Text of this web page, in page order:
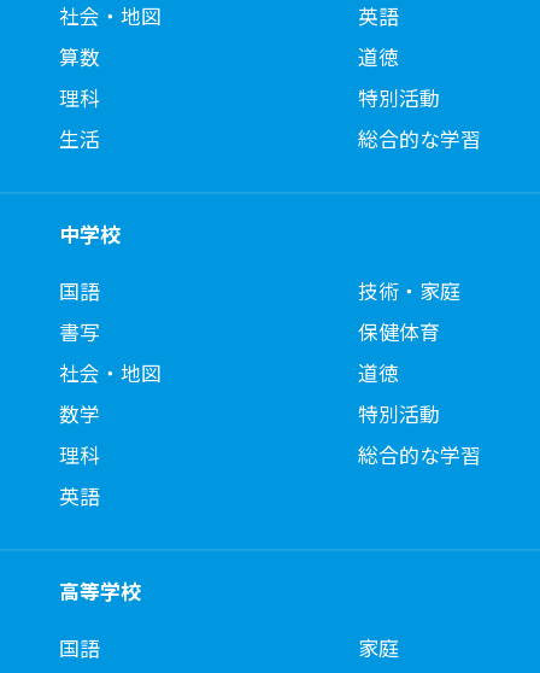
社会・地図
算数
理科
生活
英語
道徳
特別活動
総合的な学習
中学校
国語
書写
社会・地図
数学
理科
英語
技術・家庭
保健体育
道徳
特別活動
総合的な学習
高等学校
国語
家庭